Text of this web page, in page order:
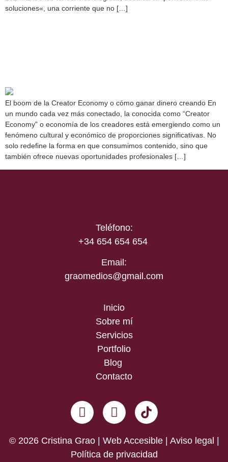
soluciones«, una corriente que no […]
El boom de la Creator Economy o cómo ganar dinero creando En
un mundo cada vez más conectado, la conocida como “Creator
Economy” o economía de los creadores está emergiendo como un
fenómeno cultural y económico de proporciones significativas. No
solo redefine la forma en que consumimos contenido, sino que
también ofrece nuevas oportunidades profesionales […]
Teléfono:
+34 654 654 654
Email:
graomedios@gmail.com
Inicio
Sobre mí
Servicios
Portfolio
Blog
Contacto
© 2026 Cristina Grao | Web Accesible | Aviso legal |
Política de privacidad